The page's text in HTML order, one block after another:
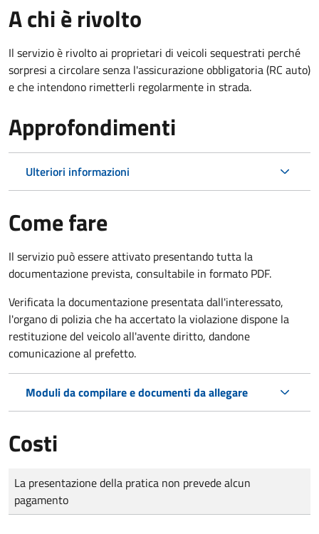
A chi è rivolto
Il servizio è rivolto ai proprietari di veicoli sequestrati perché
sorpresi a circolare senza l'assicurazione obbligatoria (RC auto)
e che intendono rimetterli regolarmente in strada.
Approfondimenti
Ulteriori informazioni
Come fare
Il servizio può essere attivato presentando tutta la
documentazione prevista, consultabile in formato PDF.
Verificata la documentazione presentata dall'interessato,
l'organo di polizia che ha accertato la violazione dispone la
restituzione del veicolo all'avente diritto, dandone
comunicazione al prefetto.
Moduli da compilare e documenti da allegare
Costi
Tipo di pagamento
Importo
La presentazione della pratica non prevede alcun
pagamento